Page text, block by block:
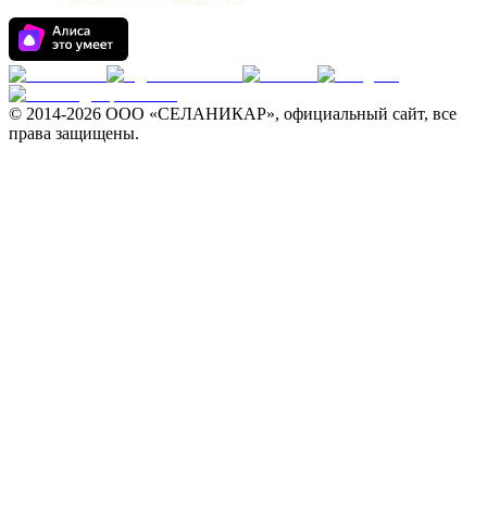
© 2014-2026 ООО «СЕЛАНИКАР», официальный сайт, все
права защищены.